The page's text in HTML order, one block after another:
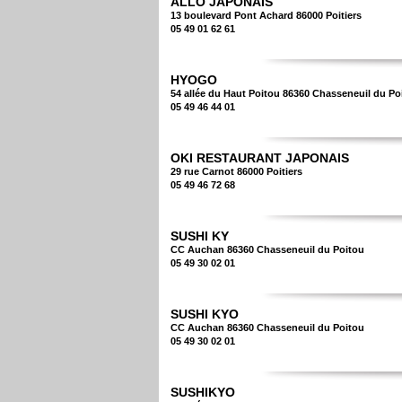
13 boulevard Pont Achard 86000 Poitiers
05 49 01 62 61
HYOGO
54 allée du Haut Poitou 86360 Chasseneuil du
05 49 46 44 01
OKI RESTAURANT JAPONAIS
29 rue Carnot 86000 Poitiers
05 49 46 72 68
SUSHI KY
CC Auchan 86360 Chasseneuil du Poitou
05 49 30 02 01
SUSHI KYO
CC Auchan 86360 Chasseneuil du Poitou
05 49 30 02 01
SUSHIKYO